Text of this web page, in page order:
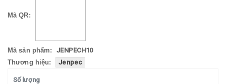
Mã QR:
Mã sản phẩm:
JENPECH10
Thương hiệu:
Jenpec
Số lượng